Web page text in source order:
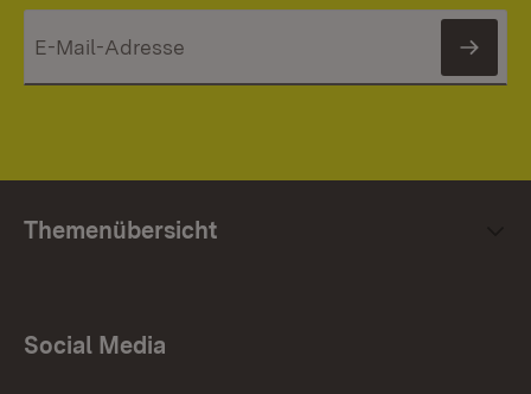
Themenübersicht
Social Media